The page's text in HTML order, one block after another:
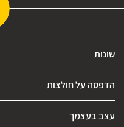
שונות
הדפסה על חולצות
עצב בעצמך